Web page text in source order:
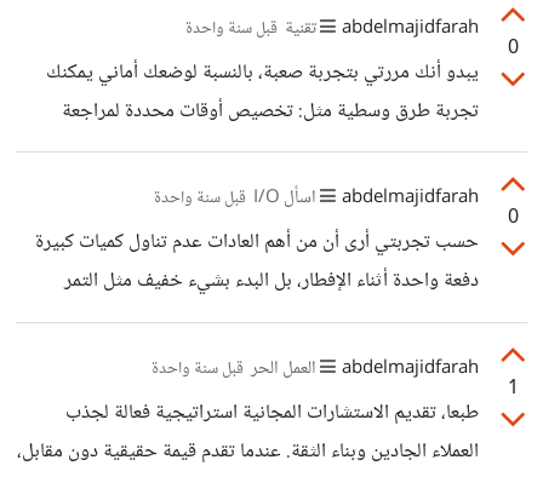
خطوة مهمة، فمثلاً يمكن تخصيص حسابات أو أجهزة مختلفة
للعمل والتواصل الشخصي، مما يساعد على مقاومة إغراءات
التصفح العشوائي. أعرف العديد من الأشخاص، يستخدمون
0
abdelmajidfarah تقنية قبل سنة واحدة
يبدو أنك مررتي بتجربة صعبة، بالنسبة لوضعك أماني يمكنك
تجربة طرق وسطية مثل: تخصيص أوقات محددة لمراجعة
الإشعارات بدلًا من الاطلاع عليها باستمرار. فلترة التنبيهات بحيث
الطريقة، تحافظين على تركيزك دون أن تفوّتي اشعارات مهمة.
هل جربتي أي حلول أخرى لتجاوز هذا التحدي؟
0
abdelmajidfarah اسأل I/O قبل سنة واحدة
حسب تجربتي أرى أن من أهم العادات عدم تناول كميات كبيرة
دفعة واحدة أثناء الإفطار، بل البدء بشيء خفيف مثل التمر
والماء، ثم تناول وجبة متوازنة ثم تناول ما تبقى بعد التراويح.
بالإضافة للمشي لمدة 15-30 دقيقة بعد الإفطار و الذي يساعد
في تحسين الهضم وتقليل الخمول.
1
abdelmajidfarah العمل الحر قبل سنة واحدة
طبعا، تقديم الاستشارات المجانية استراتيجية فعالة لجذب
العملاء الجادين وبناء الثقة. عندما تقدم قيمة حقيقية دون مقابل،